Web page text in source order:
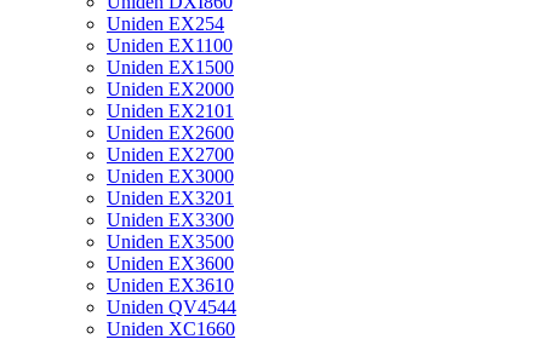
Uniden EX254
Uniden EX1100
Uniden EX1500
Uniden EX2000
Uniden EX2101
Uniden EX2600
Uniden EX2700
Uniden EX3000
Uniden EX3201
Uniden EX3300
Uniden EX3500
Uniden EX3600
Uniden EX3610
Uniden QV4544
Uniden XC1660